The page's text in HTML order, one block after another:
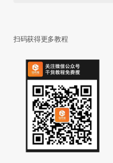
扫码获得更多教程